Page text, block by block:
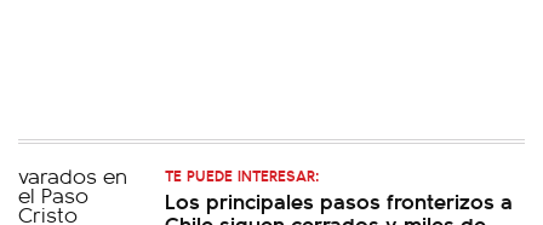
TE PUEDE INTERESAR:
Los principales pasos fronterizos a